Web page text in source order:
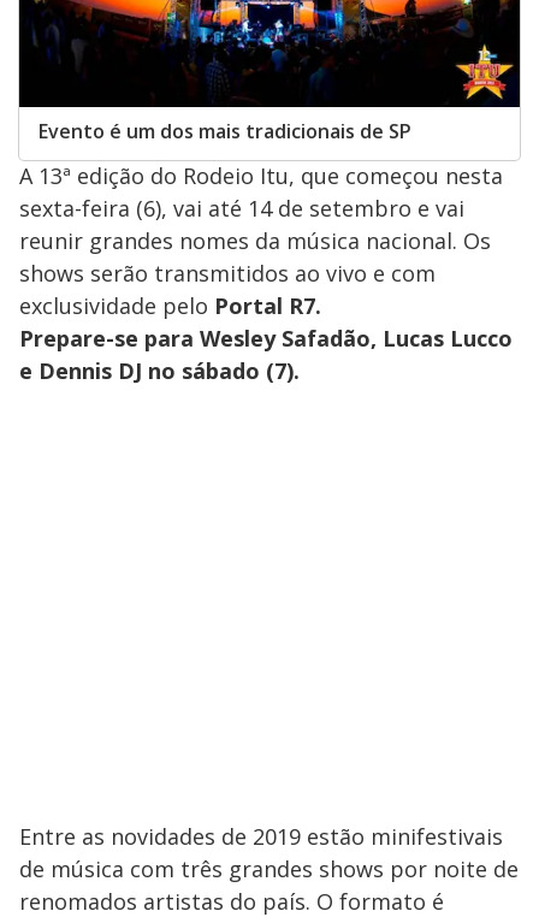
Evento é um dos mais tradicionais de SP
A 13ª edição do Rodeio Itu, que começou nesta
sexta-feira (6), vai até 14 de setembro e vai
reunir grandes nomes da música nacional. Os
shows serão transmitidos ao vivo e com
exclusividade pelo Portal R7.
Prepare-se para Wesley Safadão, Lucas Lucco
e Dennis DJ no sábado (7).
Entre as novidades de 2019 estão minifestivais
de música com três grandes shows por noite de
renomados artistas do país. O formato é